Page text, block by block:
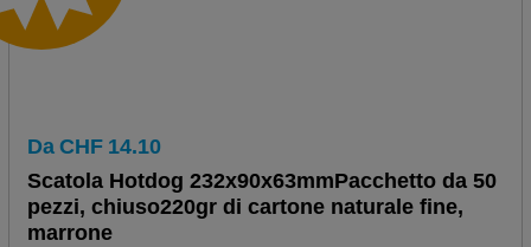
Da CHF 14.10
Scatola Hotdog 232x90x63mmPacchetto da 50
pezzi, chiuso220gr di cartone naturale fine,
marrone